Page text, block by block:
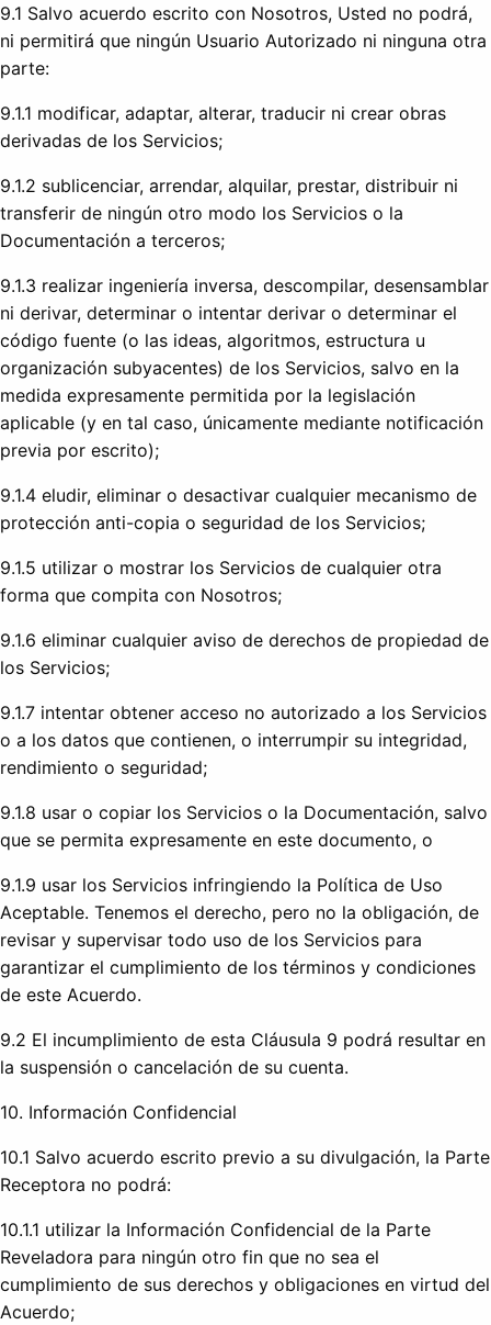
9.1 Salvo acuerdo escrito con Nosotros, Usted no podrá,
ni permitirá que ningún Usuario Autorizado ni ninguna otra
parte:
9.1.1 modificar, adaptar, alterar, traducir ni crear obras
derivadas de los Servicios;
9.1.2 sublicenciar, arrendar, alquilar, prestar, distribuir ni
transferir de ningún otro modo los Servicios o la
Documentación a terceros;
9.1.3 realizar ingeniería inversa, descompilar, desensamblar
ni derivar, determinar o intentar derivar o determinar el
código fuente (o las ideas, algoritmos, estructura u
organización subyacentes) de los Servicios, salvo en la
medida expresamente permitida por la legislación
aplicable (y en tal caso, únicamente mediante notificación
previa por escrito);
9.1.4 eludir, eliminar o desactivar cualquier mecanismo de
protección anti-copia o seguridad de los Servicios;
9.1.5 utilizar o mostrar los Servicios de cualquier otra
forma que compita con Nosotros;
9.1.6 eliminar cualquier aviso de derechos de propiedad de
los Servicios;
9.1.7 intentar obtener acceso no autorizado a los Servicios
o a los datos que contienen, o interrumpir su integridad,
rendimiento o seguridad;
9.1.8 usar o copiar los Servicios o la Documentación, salvo
que se permita expresamente en este documento, o
9.1.9 usar los Servicios infringiendo la Política de Uso
Aceptable. Tenemos el derecho, pero no la obligación, de
revisar y supervisar todo uso de los Servicios para
garantizar el cumplimiento de los términos y condiciones
de este Acuerdo.
9.2 El incumplimiento de esta Cláusula 9 podrá resultar en
la suspensión o cancelación de su cuenta.
10. Información Confidencial
10.1 Salvo acuerdo escrito previo a su divulgación, la Parte
Receptora no podrá:
10.1.1 utilizar la Información Confidencial de la Parte
Reveladora para ningún otro fin que no sea el
cumplimiento de sus derechos y obligaciones en virtud del
Acuerdo;